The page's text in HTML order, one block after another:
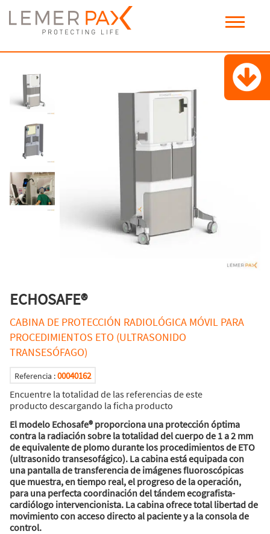
ECHOSAFE®
CABINA DE PROTECCIÓN RADIOLÓGICA MÓVIL PARA
PROCEDIMIENTOS ETO (ULTRASONIDO
TRANSESÓFAGO)
Referencia :00040162
Encuentre la totalidad de las referencias de este
producto descargando la ficha producto
El modelo Echosafe® proporciona una protección óptima
contra la radiación sobre la totalidad del cuerpo de 1 a 2 mm
de equivalente de plomo durante los procedimientos de ETO
(ultrasonido transesofágico). La cabina está equipada con
una pantalla de transferencia de imágenes fluoroscópicas
que muestra, en tiempo real, el progreso de la operación,
para una perfecta coordinación del tándem ecografista-
cardiólogo intervencionista. La cabina ofrece total libertad de
movimiento con acceso directo al paciente y a la consola de
control.